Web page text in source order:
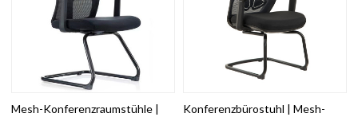
Mesh-Konferenzraumstühle |
Konferenzbürostuhl | Mesh-